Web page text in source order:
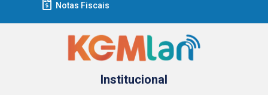
Notas Fiscais
Institucional